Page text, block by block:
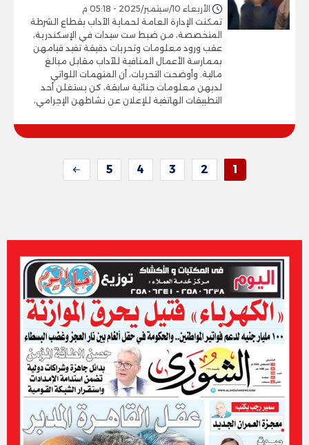
الأربعاء 10/سبتمبر/2025 - 05:18 م
تمكنت الإدارة العامة لحماية الآداب بقطاع الشرطة
المتخصصة، من ضبط ست سيدات في الإسكندرية،
عقب ورود معلومات وتحريات دقيقة تفيد قيامهن
بممارسة الأعمال المنافية للآداب مقابل مبالغ
مالية. وأوضحت التحريات، أن المتهمات اللواتي
لديهن معلومات جنائية سابقة، كن يستغلن أحد
التطبيقات الهاتفية للإعلان عن نشاطهن الإجرامي،
1
2
3
4
5